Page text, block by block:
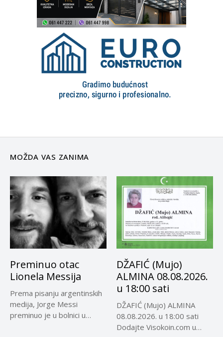
MOŽDA VAS ZANIMA
Preminuo otac
Lionela Messija
Prema pisanju argentinskih
medija, Jorge Messi
preminuo je u bolnici u
DŽAFIĆ (Mujo)
ALMINA 08.08.2026.
u 18:00 sati
DŽAFIĆ (Mujo) ALMINA
08.08.2026. u 18:00 sati
Dodajte Visokoin.com u